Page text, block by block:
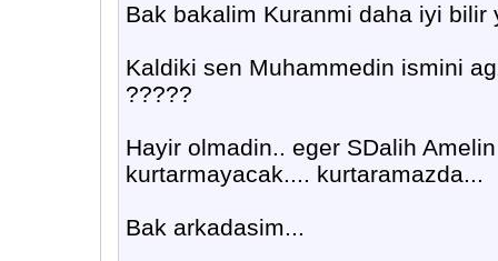
Bak bakalim Kuranmi daha iyi bilir
Kaldiki sen Muhammedin ismini
?????
Hayir olmadin.. eger SDalih
kurtarmayacak.... kurtaramazda...
Bak arkadasim...